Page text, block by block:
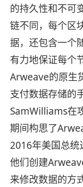
的持久性和不可
链不同，每个区
据，还包含一个
有力地保证每个
Arweave的原生
支付数据存储的
SamWilliams在
期间构思了
2016年美国总统
他们创建
来修改数据的方